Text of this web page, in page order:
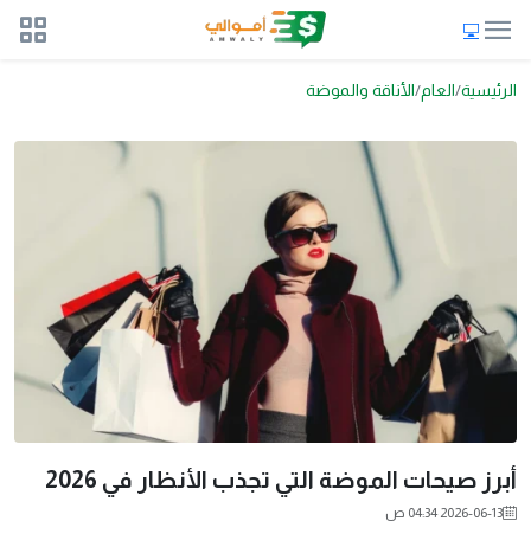
الرئيسية العام الأناقة والموضة
أبرز صيحات الموضة التي تجذب الأنظار في 2026
2026-06-13 04:34 ص